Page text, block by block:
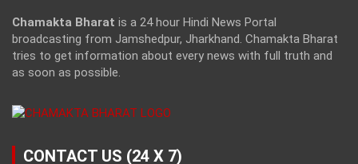
Chamakta Bharat is a 24 hour Hindi News Portal
broadcasting from Jamshedpur, Jharkhand. Chamakta Bharat
tries to get information about every news with full truth and
as soon as possible.
CONTACT US (24 X 7)